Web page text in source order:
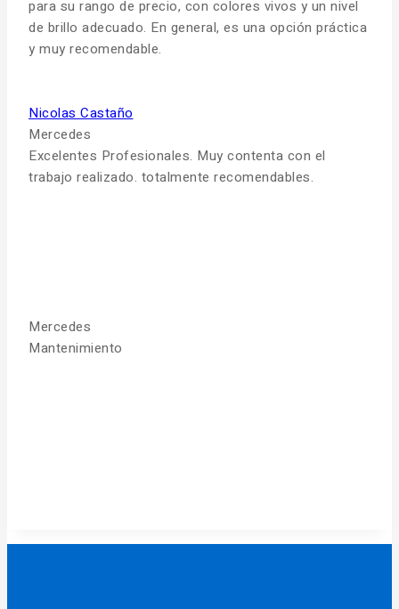
para su rango de precio, con colores vivos y un nivel
de brillo adecuado. En general, es una opción práctica
y muy recomendable.
Nicolas Castaño
Mercedes
Excelentes Profesionales. Muy contenta con el
trabajo realizado. totalmente recomendables.
Mercedes
Mantenimiento